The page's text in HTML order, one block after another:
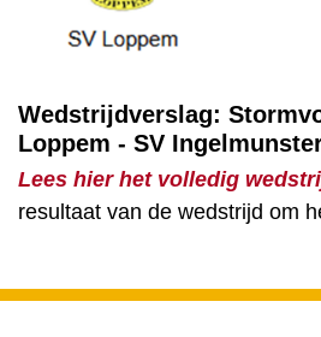
Wedstrijdverslag:
Loppem - SV
Lees hier het volledig
resultaat van de wedstrijd om